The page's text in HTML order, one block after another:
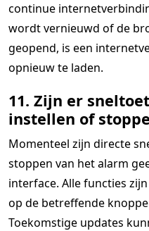
continue
wordt vernieuwd of de
geopend, is een
opnieuw te laden.
11. Zijn er
instellen of
Momenteel zijn directe
stoppen van het alarm
interface. Alle functies
op de betreffende
Toekomstige updates